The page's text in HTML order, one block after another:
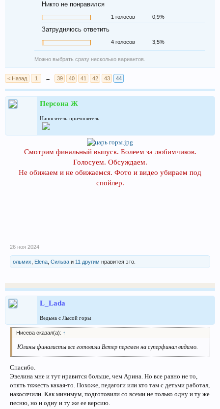
Никто не понравился
1 голосов 0,9%
Затрудняюсь ответить
4 голосов 3,5%
Можно выбрать сразу несколько вариантов.
< Назад 1 ← 39 40 41 42 43 44
Персона Ж
Наноситель-причинятель
Смотрим финальный выпуск. Болеем за любимчиков.
Голосуем. Обсуждаем.
Не обижаем и не обижаемся. Фото и видео убираем под
спойлер.
26 ноя 2024
ольмих Elena Сильва и 11 другим нравится это.
L_Lada
Ведьма с Лысой горы
Нисева сказал(а): ↑
Юлины финалисты все готовили Ветер перемен на суперфинал видимо.
Спасибо.
Эвелина мне и тут нравится больше, чем Арина. Но все равно не то,
опять тяжесть какая-то. Похоже, педагоги или кто там с детьми работал,
накосячили. Как минимум, подготовили со всеми не только одну и ту же
песню, но и одну и ту же ее версию.